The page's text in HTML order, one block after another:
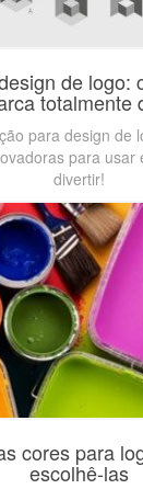
de logo:
totalmente
para design de
para usar
divertir!
cores para
escolhê-las